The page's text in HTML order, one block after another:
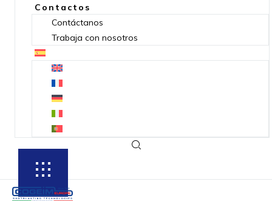
Contactos
Contáctanos
Trabaja con nosotros